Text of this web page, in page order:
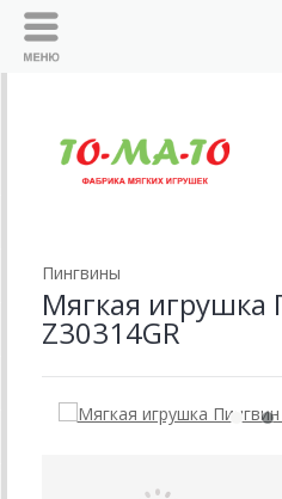
Пингвины
Мягкая игрушка
Z30314GR